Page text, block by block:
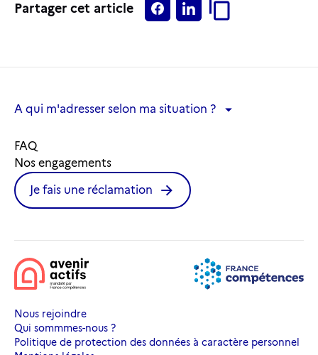
Partager cet article
A qui m'adresser selon ma situation ?
FAQ
Nos engagements
Je fais une réclamation
Nous rejoindre
Qui sommmes-nous ?
Politique de protection des données à caractère personnel